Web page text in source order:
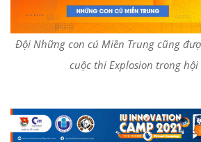
Đội Những con cú Miền Trung cũng
cuộc thi Explosion trong hội